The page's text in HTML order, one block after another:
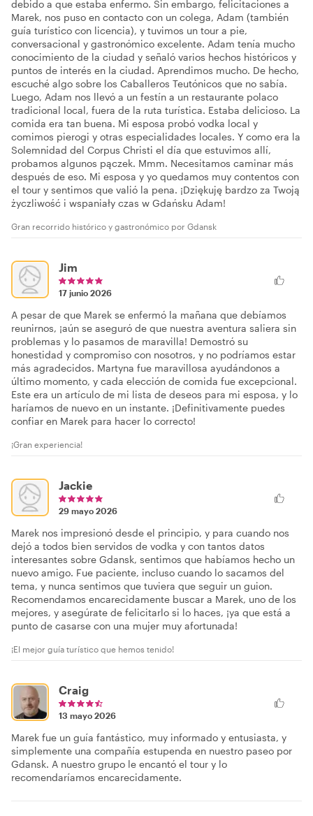
debido a que estaba enfermo. Sin embargo, felicitaciones a
Marek, nos puso en contacto con un colega, Adam (también
guía turístico con licencia), y tuvimos un tour a pie,
conversacional y gastronómico excelente. Adam tenía mucho
conocimiento de la ciudad y señaló varios hechos históricos y
puntos de interés en la ciudad. Aprendimos mucho. De hecho,
escuché algo sobre los Caballeros Teutónicos que no sabía.
Luego, Adam nos llevó a un festín a un restaurante polaco
tradicional local, fuera de la ruta turística. Estaba delicioso. La
comida era tan buena. Mi esposa probó vodka local y
comimos pierogi y otras especialidades locales. Y como era la
Solemnidad del Corpus Christi el día que estuvimos allí,
probamos algunos pączek. Mmm. Necesitamos caminar más
después de eso. Mi esposa y yo quedamos muy contentos con
el tour y sentimos que valió la pena. ¡Dziękuję bardzo za Twoją
życzliwość i wspaniały czas w Gdańsku Adam!
Gran recorrido histórico y gastronómico por Gdansk
Jim
17 junio 2026
A pesar de que Marek se enfermó la mañana que debíamos
reunirnos, ¡aún se aseguró de que nuestra aventura saliera sin
problemas y lo pasamos de maravilla! Demostró su
honestidad y compromiso con nosotros, y no podríamos estar
más agradecidos. Martyna fue maravillosa ayudándonos a
último momento, y cada elección de comida fue excepcional.
Este era un artículo de mi lista de deseos para mi esposa, y lo
haríamos de nuevo en un instante. ¡Definitivamente puedes
confiar en Marek para hacer lo correcto!
¡Gran experiencia!
Jackie
29 mayo 2026
Marek nos impresionó desde el principio, y para cuando nos
dejó a todos bien servidos de vodka y con tantos datos
interesantes sobre Gdansk, sentimos que habíamos hecho un
nuevo amigo. Fue paciente, incluso cuando lo sacamos del
tema, y nunca sentimos que tuviera que seguir un guion.
Recomendamos encarecidamente buscar a Marek, uno de los
mejores, y asegúrate de felicitarlo si lo haces, ¡ya que está a
punto de casarse con una mujer muy afortunada!
¡El mejor guía turístico que hemos tenido!
Craig
13 mayo 2026
Marek fue un guía fantástico, muy informado y entusiasta, y
simplemente una compañía estupenda en nuestro paseo por
Gdansk. A nuestro grupo le encantó el tour y lo
recomendaríamos encarecidamente.